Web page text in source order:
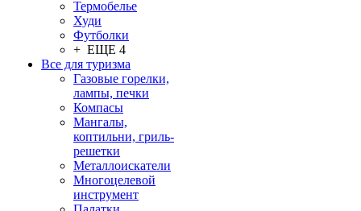
Термобелье
Худи
Футболки
+ ЕЩЕ 4
Все для туризма
Газовые горелки,
лампы, печки
Компасы
Мангалы,
коптильни, гриль-
решетки
Металлоискатели
Многоцелевой
инструмент